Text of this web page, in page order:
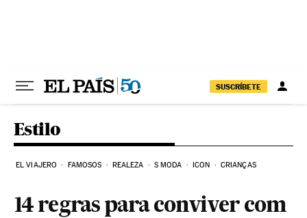
SUSCRÍBETE
Estilo
EL VIAJERO FAMOSOS REALEZA S MODA ICON CRIANÇAS
14 regras para conviver com